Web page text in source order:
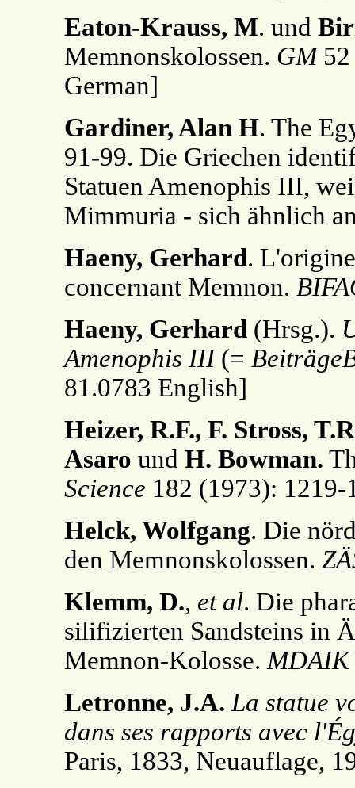
Eaton-Krauss, M. und
Memnonskolossen. GM52
German]
Gardiner, Alan H. The
91-99. Die Griechen
Statuen Amenophis III,
Mimmuria - sich ähnlich
Haeny, Gerhard.
concernant Memnon.
Haeny, Gerhard(Hrsg.).
Amenophis III(=
81.0783 English]
Heizer, R.F., F. Stross,
Asaro und H. Bowman.
Science 182 (1973): 1219-
Helck, Wolfgang. Die
den Memnonskolossen.
Klemm, D., et al. Die
silifizierten Sandsteins in
Memnon-Kolosse. MDAIK
Letronne, J.A. La statue
dans ses rapports avec
Paris, 1833, Neuauflage,